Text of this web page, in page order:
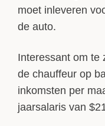
moet inleveren
de auto.
Interessant om te
de chauffeur op
inkomsten per
jaarsalaris van